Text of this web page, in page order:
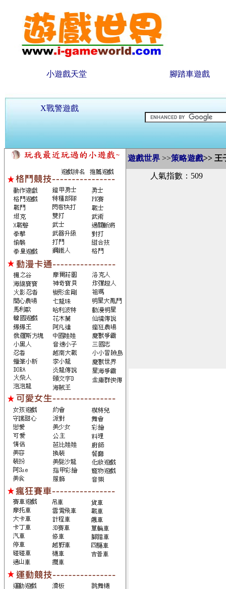
小遊戲天堂 腳踏車遊戲
X戰警遊戲
遊戲世界 >>策略遊戲>> 王
人氣指數：509